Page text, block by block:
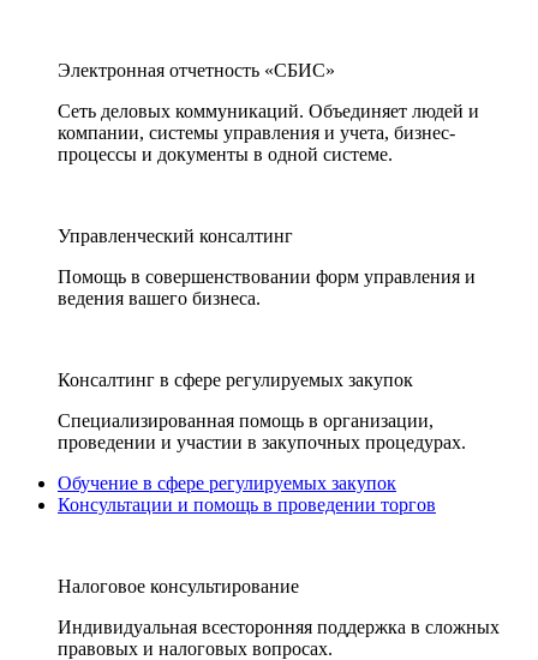
Электронная отчетность «СБИС»
Сеть деловых коммуникаций. Объединяет людей и
компании, системы управления и учета, бизнес-
процессы и документы в одной системе.
Управленческий консалтинг
Помощь в совершенствовании форм управления и
ведения вашего бизнеса.
Консалтинг в сфере регулируемых закупок
Специализированная помощь в организации,
проведении и участии в закупочных процедурах.
Обучение в сфере регулируемых закупок
Консультации и помощь в проведении торгов
Налоговое консультирование
Индивидуальная всесторонняя поддержка в сложных
правовых и налоговых вопросах.